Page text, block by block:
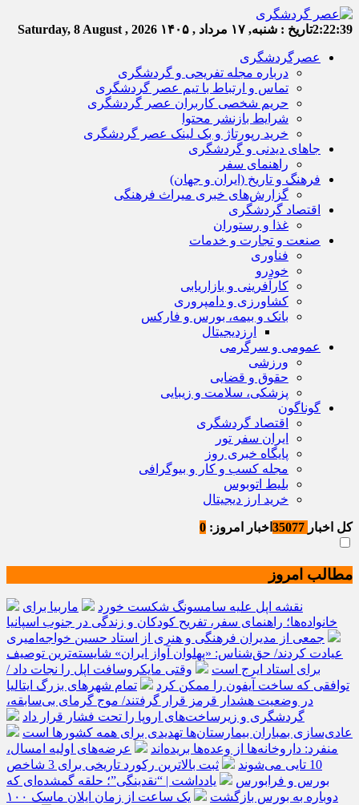
2:22:39تاریخ : شنبه, ۱۷ مرداد , ۱۴۰۵ Saturday, 8 August , 2026
عصرگردشگری
درباره مجله تفریحی و گردشگری
تماس و ارتباط با تیم عصر گردشگری
حریم شخصی کاربران عصر گردشگری
شرایط بازنشر محتوا
خرید رپورتاژ و بک لینک عصر گردشگری
جاهای دیدنی و گردشگری
راهنمای سفر
فرهنگ و تاریخ (ایران و جهان)
گزارش‌های خبری میراث فرهنگی
اقتصاد گردشگری
غذا و رستوران
صنعت و تجارت و خدمات
فناوری
خودرو
کارآفرینی و بازاریابی
کشاورزی و دامپروری
بانک و بیمه، بورس و فارکس
ارزدیجیتال
عمومی و سرگرمی
ورزشی
حقوق و قضایی
پزشکی، سلامت و زیبایی
گوناگون
اقتصاد گردشگری
ایران سفر تور
پایگاه خبری روز
مجله کسب و کار و بیوگرافی
بلیط اتوبوس
خرید ارز دیجیتال
کل اخبار اخبار امروز: 0
مطالب امروز
نقشه اپل علیه سامسونگ شکست خورد
ماربیا برای
خانواده‌ها؛ راهنمای سفر، تفریح کودکان و زندگی در جنوب اسپانیا
جمعی از مدیران فرهنگی و هنری از استاد حسین خواجه‌امیری
عیادت کردند/ حق‌شناس: «پهلوان آواز ایران» شایسته‌ترین توصیف
برای استاد ایرج است
وقتی مایکروسافت اپل را نجات داد /
توافقی که ساخت آیفون را ممکن کرد
تمام شهرهای بزرگ ایتالیا
در وضعیت هشدار قرمز قرار گرفتند/ موج گرمای بی‌سابقه،
گردشگری و زیرساخت‌های اروپا را تحت فشار قرار داد
عادی‌سازی بمباران بیمارستان‌ها تهدیدی برای همه کشورها است
منفرد: داروخانه‌ها از وعده‌ها بریده‌اند
عرضه‌های اولیه امسال،
10 تایی می‌شوند
ثبت بالاترین رکورد تاریخی برای 3 شاخص
بورس و فرابورس
یادداشت | “نقدینگی”؛ حلقه گمشده‌ای که
دوباره به بورس بازگشت
یک ساعت از زمان ایلان ماسک ۱۰۰